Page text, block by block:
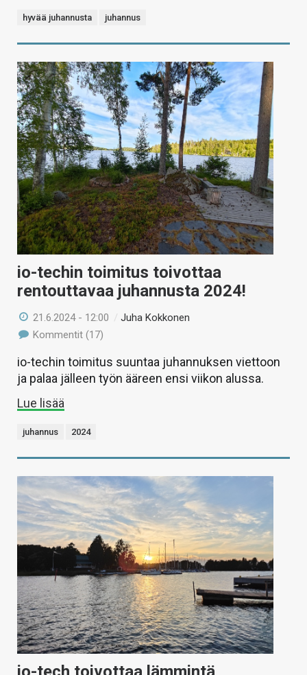
hyvää juhannusta juhannus
io-techin toimitus toivottaa
rentouttavaa juhannusta 2024!
21.6.2024 - 12:00 /Juha Kokkonen
Kommentit (17)
io-techin toimitus suuntaa juhannuksen viettoon
ja palaa jälleen työn ääreen ensi viikon alussa.
Lue lisää
juhannus 2024